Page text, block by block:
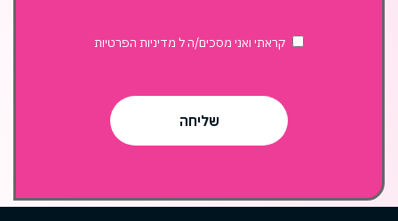
קראתי ואני מסכים/ה ל מדיניות הפרטיות